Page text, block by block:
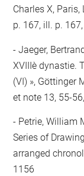
Charles X,
p. 167, ill. p.
Jaeger,
XVIIIè dynastie.
(VI) », Göttinger
et note 13, 55-
Petrie, William
Series of
arranged
1156